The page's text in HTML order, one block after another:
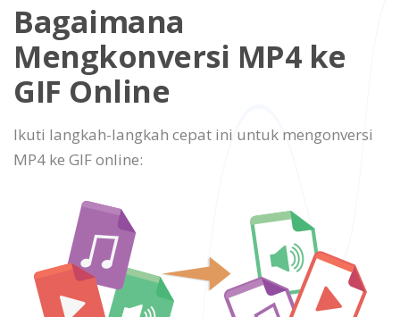
Bagaimana
Mengkonversi MP4 ke
GIF Online
Ikuti langkah-langkah cepat ini untuk mengonversi
MP4 ke GIF online: